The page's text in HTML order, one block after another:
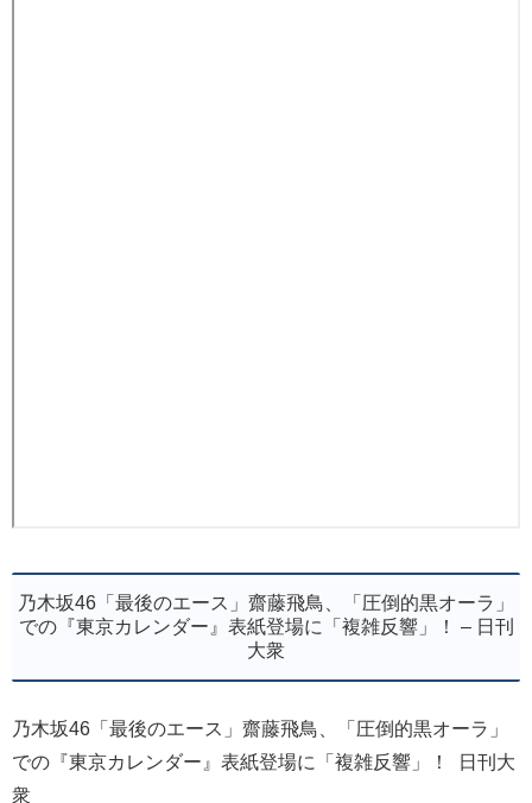
乃木坂46「最後のエース」齋藤飛鳥、「圧倒的黒オーラ」
での『東京カレンダー』表紙登場に「複雑反響」！ – 日刊
大衆
乃木坂46「最後のエース」齋藤飛鳥、「圧倒的黒オーラ」
での『東京カレンダー』表紙登場に「複雑反響」！ 日刊大
衆